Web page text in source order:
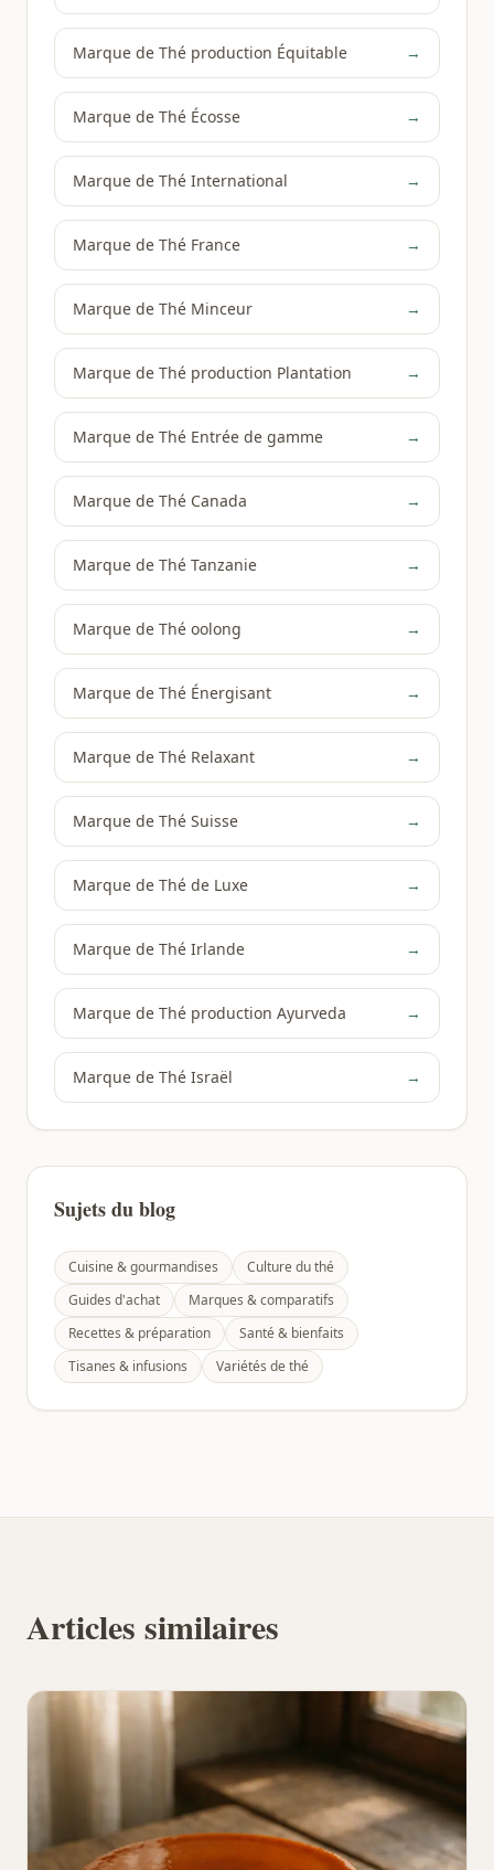
Marque de Thé production Équitable →
Marque de Thé Écosse →
Marque de Thé International →
Marque de Thé France →
Marque de Thé Minceur →
Marque de Thé production Plantation →
Marque de Thé Entrée de gamme →
Marque de Thé Canada →
Marque de Thé Tanzanie →
Marque de Thé oolong →
Marque de Thé Énergisant →
Marque de Thé Relaxant →
Marque de Thé Suisse →
Marque de Thé de Luxe →
Marque de Thé Irlande →
Marque de Thé production Ayurveda →
Marque de Thé Israël →
Sujets du blog
Cuisine & gourmandises
Culture du thé
Guides d'achat
Marques & comparatifs
Recettes & préparation
Santé & bienfaits
Tisanes & infusions
Variétés de thé
Articles similaires